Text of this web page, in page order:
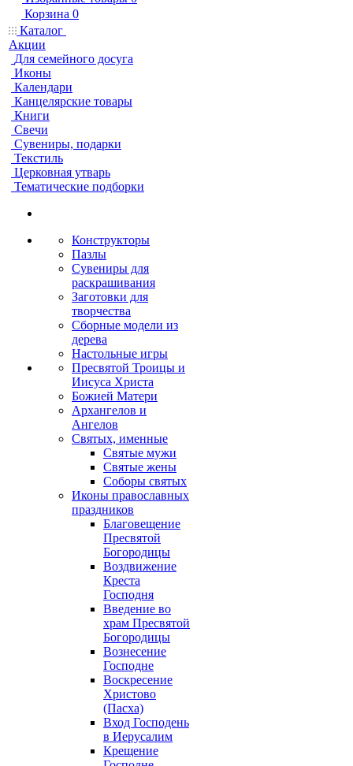
Корзина 0
Каталог
Акции
Для семейного досуга
Иконы
Календари
Канцелярские товары
Книги
Свечи
Сувениры, подарки
Текстиль
Церковная утварь
Тематические подборки
Конструкторы
Пазлы
Сувениры для
раскрашивания
Заготовки для
творчества
Сборные модели из
дерева
Настольные игры
Пресвятой Троицы и
Иисуса Христа
Божией Матери
Архангелов и
Ангелов
Святых, именные
Святые мужи
Святые жены
Соборы святых
Иконы православных
праздников
Благовещение
Пресвятой
Богородицы
Воздвижение
Креста
Господня
Введение во
храм Пресвятой
Богородицы
Вознесение
Господне
Воскресение
Христово
(Пасха)
Вход Господень
в Иерусалим
Крещение